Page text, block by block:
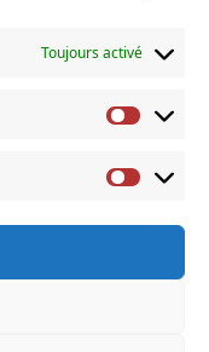
Toujours activé
Contact
De Cookies (UE)